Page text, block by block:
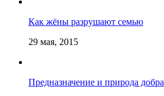
Как жёны разрушают семью
29 мая, 2015
Предназначение и природа добра